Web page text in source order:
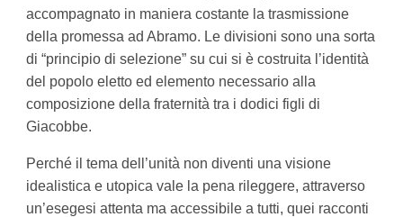
accompagnato in maniera costante la trasmissione
della promessa ad Abramo. Le divisioni sono una sorta
di “principio di selezione” su cui si è costruita l’identità
del popolo eletto ed elemento necessario alla
composizione della fraternità tra i dodici figli di
Giacobbe.
Perché il tema dell’unità non diventi una visione
idealistica e utopica vale la pena rileggere, attraverso
un’esegesi attenta ma accessibile a tutti, quei racconti